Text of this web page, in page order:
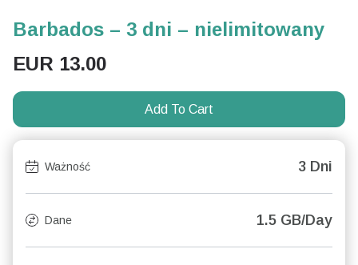
Barbados – 3 dni – nielimitowany
EUR 13.00
Add To Cart
Ważność 3 Dni
Dane 1.5 GB/Day